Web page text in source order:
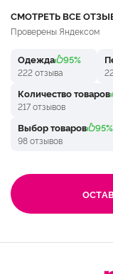
СМОТРЕТЬ ВСЕ
Проверены Яндексом
Одежда 95%
222 отзыва
Количество товаров
217 отзывов
Выбор товаров 95%
98 отзывов